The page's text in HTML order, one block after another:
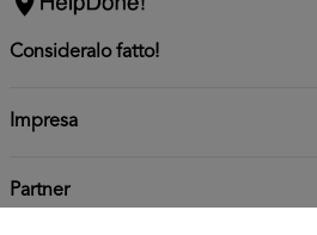
Consideralo fatto!
Impresa
Partner